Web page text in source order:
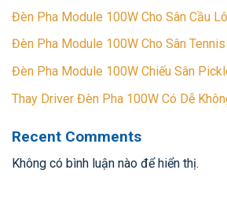
Đèn Pha Module 100W Cho Sân Cầu
Đèn Pha Module 100W Cho Sân Tennis
Đèn Pha Module 100W Chiếu Sân
Thay Driver Đèn Pha 100W Có Dễ
Recent Comments
Không có bình luận nào để hiển thị.